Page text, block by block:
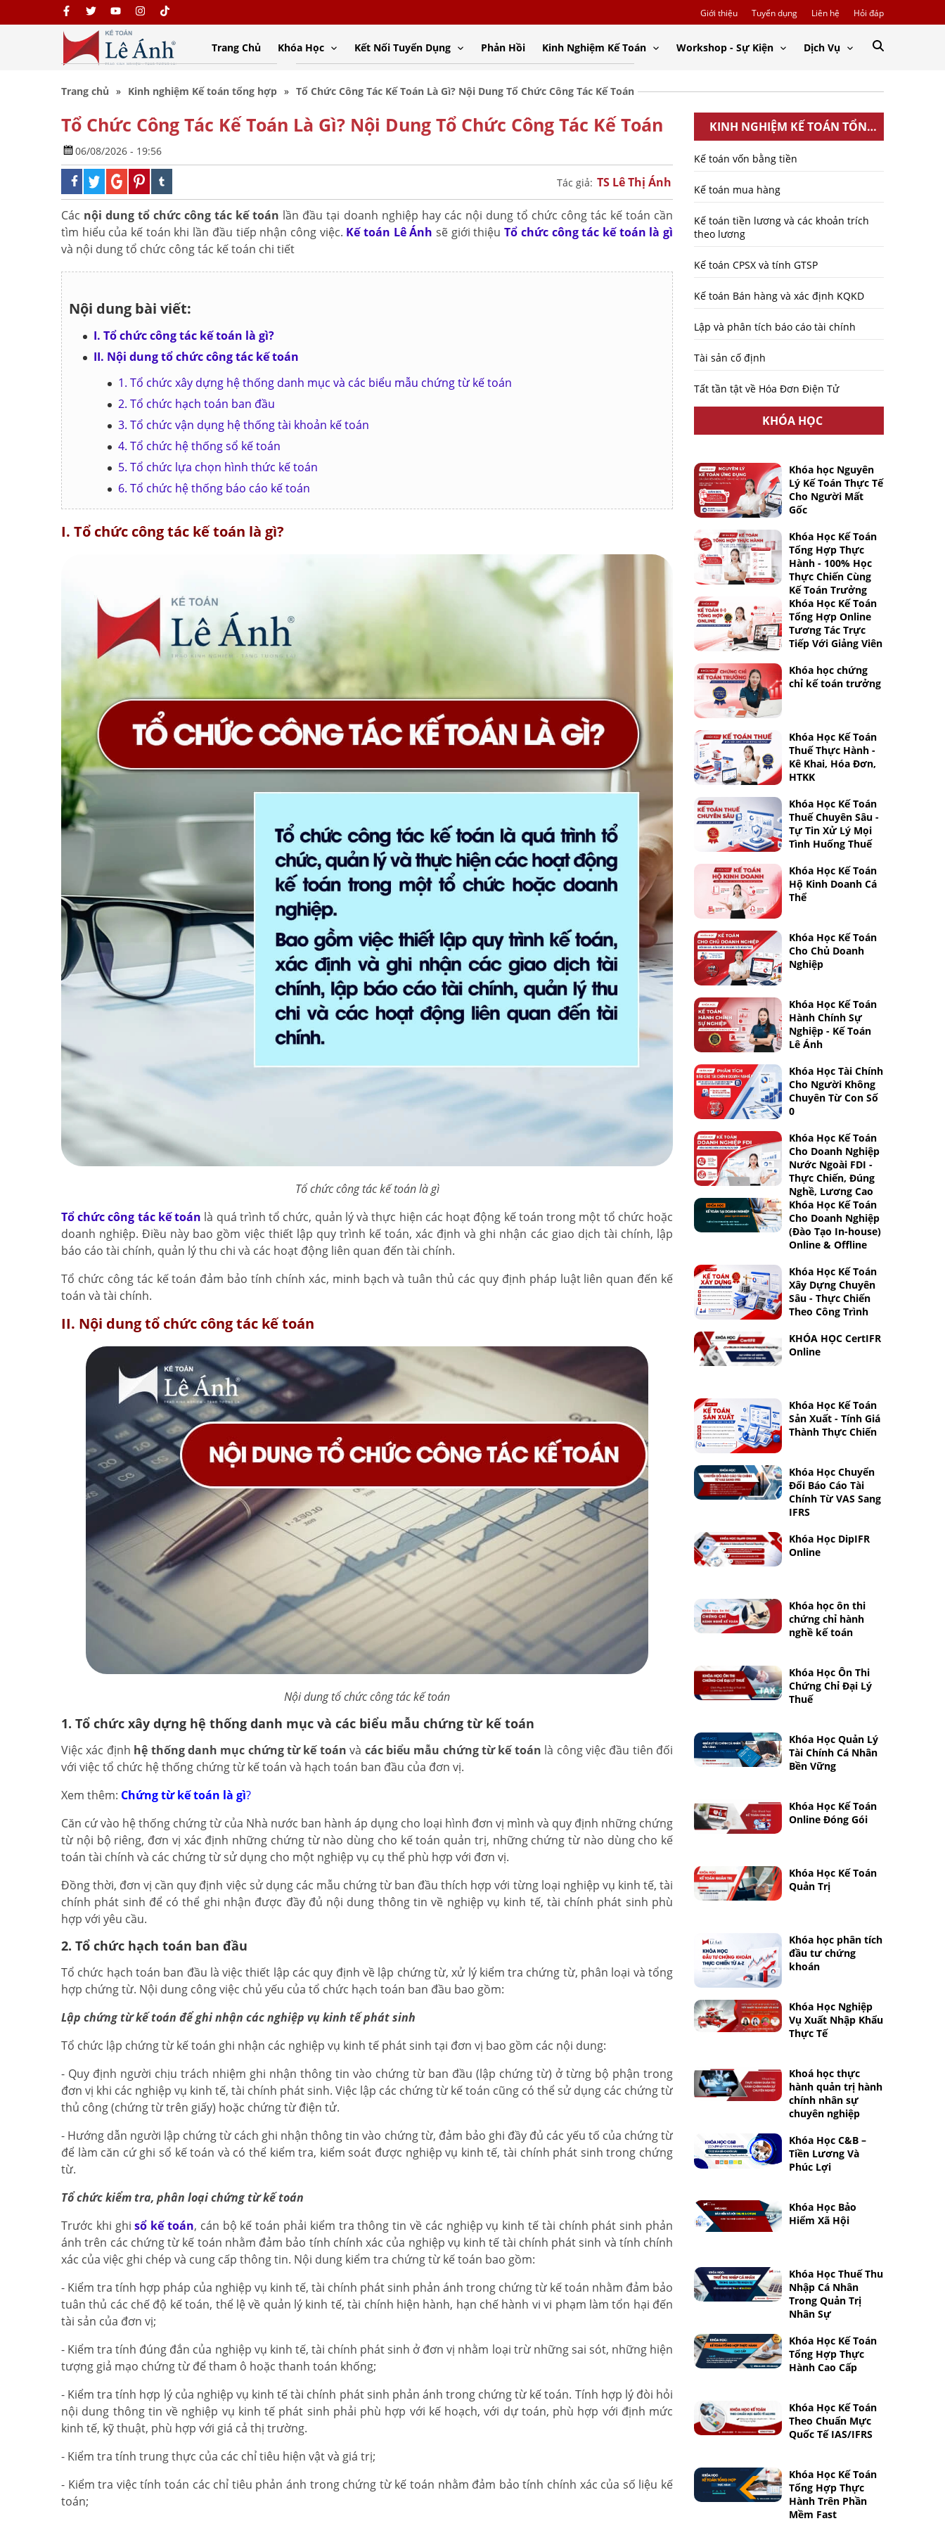
Giới thiệu Tuyển dụng Liên hệ Hỏi đáp
Trang Chủ Khóa Học Kết Nối Tuyển Dụng Phản Hồi Kinh Nghiệm Kế Toán Workshop - Sự Kiện Dịch Vụ
Trang chủ Kinh nghiệm Kế toán tổng hợp Tổ Chức Công Tác Kế Toán Là Gì? Nội Dung Tổ Chức Công Tác Kế Toán
Tổ Chức Công Tác Kế Toán Là Gì? Nội Dung Tổ Chức Công Tác Kế Toán
06/08/2026 - 19:56
Tác giả: TS Lê Thị Ánh
Các nội dung tổ chức công tác kế toán lần đầu tại doanh nghiệp hay các nội dung tổ chức công tác kế toán cần
tìm hiểu của kế toán khi lần đầu tiếp nhận công việc. Kế toán Lê Ánh sẽ giới thiệuTổ chức công tác kế toán là gì
và nội dung tổ chức công tác kế toán chi tiết
Nội dung bài viết:
I. Tổ chức công tác kế toán là gì?
II. Nội dung tổ chức công tác kế toán
1. Tổ chức xây dựng hệ thống danh mục và các biểu mẫu chứng từ kế toán
2. Tổ chức hạch toán ban đầu
3. Tổ chức vận dụng hệ thống tài khoản kế toán
4. Tổ chức hệ thống sổ kế toán
5. Tổ chức lựa chọn hình thức kế toán
6. Tổ chức hệ thống báo cáo kế toán
I. Tổ chức công tác kế toán là gì?
Tổ chức công tác kế toán là gì
Tổ chức công tác kế toán là quá trình tổ chức, quản lý và thực hiện các hoạt động kế toán trong một tổ chức hoặc
doanh nghiệp. Điều này bao gồm việc thiết lập quy trình kế toán, xác định và ghi nhận các giao dịch tài chính, lập
báo cáo tài chính, quản lý thu chi và các hoạt động liên quan đến tài chính.
Tổ chức công tác kế toán đảm bảo tính chính xác, minh bạch và tuân thủ các quy định pháp luật liên quan đến kế
toán và tài chính.
II. Nội dung tổ chức công tác kế toán
Nội dung tổ chức công tác kế toán
1. Tổ chức xây dựng hệ thống danh mục và các biểu mẫu chứng từ kế toán
Việc xác định hệ thống danh mục chứng từ kế toán và các biểu mẫu chứng từ kế toán là công việc đầu tiên đối
với việc tổ chức hệ thống chứng từ kế toán và hạch toán ban đầu của đơn vị.
Xem thêm: Chứng từ kế toán là gì?
Căn cứ vào hệ thống chứng từ của Nhà nước ban hành áp dụng cho loại hình đơn vị mình và quy định những chứng
từ nội bộ riêng, đơn vị xác định những chứng từ nào dùng cho kế toán quản trị, những chứng từ nào dùng cho kế
toán tài chính và các chứng từ sử dụng cho một nghiệp vụ cụ thể phù hợp với đơn vị.
Đồng thời, đơn vị cần quy định việc sử dụng các mẫu chứng từ ban đầu thích hợp với từng loại nghiệp vụ kinh tế, tài
chính phát sinh để có thể ghi nhận được đầy đủ nội dung thông tin về nghiệp vụ kinh tế, tài chính phát sinh phù
hợp với yêu cầu.
2. Tổ chức hạch toán ban đầu
Tổ chức hạch toán ban đầu là việc thiết lập các quy định về lập chứng từ, xử lý kiểm tra chứng từ, phân loại và tổng
hợp chứng từ. Nội dung công việc chủ yếu của tổ chức hạch toán ban đầu bao gồm:
Lập chứng từ kế toán để ghi nhận các nghiệp vụ kinh tế phát sinh
Tổ chức lập chứng từ kế toán ghi nhận các nghiệp vụ kinh tế phát sinh tại đơn vị bao gồm các nội dung:
- Quy định người chịu trách nhiệm ghi nhận thông tin vào chứng từ ban đầu (lập chứng từ) ở từng bộ phận trong
đơn vị khi các nghiệp vụ kinh tế, tài chính phát sinh. Việc lập các chứng từ kế toán cũng có thể sử dụng các chứng từ
thủ công (chứng từ trên giấy) hoặc chứng từ điện tử.
- Hướng dẫn người lập chứng từ cách ghi nhận thông tin vào chứng từ, đảm bảo ghi đầy đủ các yếu tố của chứng từ
để làm căn cứ ghi sổ kế toán và có thể kiểm tra, kiểm soát được nghiệp vụ kinh tế, tài chính phát sinh trong chứng
từ.
Tổ chức kiểm tra, phân loại chứng từ kế toán
Trước khi ghisổ kế toán, cán bộ kế toán phải kiểm tra thông tin về các nghiệp vụ kinh tế tài chính phát sinh phản
ánh trên các chứng từ kế toán nhằm đảm bảo tính chính xác của nghiệp vụ kinh tế tài chính phát sinh và tính chính
xác của việc ghi chép và cung cấp thông tin. Nội dung kiểm tra chứng từ kế toán bao gồm:
- Kiểm tra tính hợp pháp của nghiệp vụ kinh tế, tài chính phát sinh phản ánh trong chứng từ kế toán nhằm đảm bảo
tuân thủ các chế độ kế toán, thể lệ về quản lý kinh tế, tài chính hiện hành, hạn chế hành vi vi phạm làm tổn hại đến
tài sản của đơn vị;
- Kiểm tra tính đúng đắn của nghiệp vụ kinh tế, tài chính phát sinh ở đơn vị nhằm loại trừ những sai sót, những hiện
tượng giả mạo chứng từ để tham ô hoặc thanh toán khống;
- Kiểm tra tính hợp lý của nghiệp vụ kinh tế tài chính phát sinh phản ánh trong chứng từ kế toán. Tính hợp lý đòi hỏi
nội dung thông tin về nghiệp vụ kinh tế phát sinh phải phù hợp với kế hoạch, với dự toán, phù hợp với định mức
kinh tế, kỹ thuật, phù hợp với giá cả thị trường.
- Kiểm tra tính trung thực của các chỉ tiêu hiện vật và giá trị;
- Kiểm tra việc tính toán các chỉ tiêu phản ánh trong chứng từ kế toán nhằm đảm bảo tính chính xác của số liệu kế
toán;
KINH NGHIỆM KẾ TOÁN TỔNG
HỢP
Kế toán vốn bằng tiền
Kế toán mua hàng
Kế toán tiền lương và các khoản trích
theo lương
Kế toán CPSX và tính GTSP
Kế toán Bán hàng và xác định KQKD
Lập và phân tích báo cáo tài chính
Tài sản cố định
Tất tần tật về Hóa Đơn Điện Tử
KHÓA HỌC
Khóa học Nguyên
Lý Kế Toán Thực Tế
Cho Người Mất
Gốc
Khóa Học Kế Toán
Tổng Hợp Thực
Hành - 100% Học
Thực Chiến Cùng
Kế Toán Trưởng
Khóa Học Kế Toán
Tổng Hợp Online
Tương Tác Trực
Tiếp Với Giảng Viên
Khóa học chứng
chỉ kế toán trưởng
Khóa Học Kế Toán
Thuế Thực Hành -
Kê Khai, Hóa Đơn,
HTKK
Khóa Học Kế Toán
Thuế Chuyên Sâu -
Tự Tin Xử Lý Mọi
Tình Huống Thuế
Khóa Học Kế Toán
Hộ Kinh Doanh Cá
Thể
Khóa Học Kế Toán
Cho Chủ Doanh
Nghiệp
Khóa Học Kế Toán
Hành Chính Sự
Nghiệp - Kế Toán
Lê Ánh
Khóa Học Tài Chính
Cho Người Không
Chuyên Từ Con Số
0
Khóa Học Kế Toán
Cho Doanh Nghiệp
Nước Ngoài FDI -
Thực Chiến, Đúng
Nghề, Lương Cao
Khóa Học Kế Toán
Cho Doanh Nghiệp
(Đào Tạo In-house)
Online & Offline
Khóa Học Kế Toán
Xây Dựng Chuyên
Sâu - Thực Chiến
Theo Công Trình
KHÓA HỌC CertIFR
Online
Khóa Học Kế Toán
Sản Xuất - Tính Giá
Thành Thực Chiến
Khóa Học Chuyển
Đổi Báo Cáo Tài
Chính Từ VAS Sang
IFRS
Khóa Học DipIFR
Online
Khóa học ôn thi
chứng chỉ hành
nghề kế toán
Khóa Học Ôn Thi
Chứng Chỉ Đại Lý
Thuế
Khóa Học Quản Lý
Tài Chính Cá Nhân
Bền Vững
Khóa Học Kế Toán
Online Đóng Gói
Khóa Học Kế Toán
Quản Trị
Khóa học phân tích
đầu tư chứng
khoán
Khóa Học Nghiệp
Vụ Xuất Nhập Khẩu
Thực Tế
Khoá học thực
hành quản trị hành
chính nhân sự
chuyên nghiệp
Khóa Học C&B –
Tiền Lương Và
Phúc Lợi
Khóa Học Bảo
Hiểm Xã Hội
Khóa Học Thuế Thu
Nhập Cá Nhân
Trong Quản Trị
Nhân Sự
Khóa Học Kế Toán
Tổng Hợp Thực
Hành Cao Cấp
Khóa Học Kế Toán
Theo Chuẩn Mực
Quốc Tế IAS/IFRS
Khóa Học Kế Toán
Tổng Hợp Thực
Hành Trên Phần
Mềm Fast